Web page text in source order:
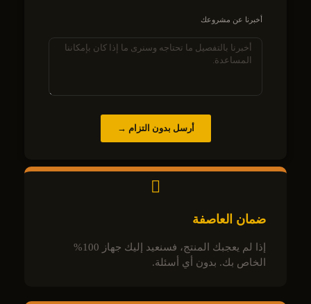
أخبرنا عن مشروعك
أرسل بدون التزام →
ضمان العاصفة
إذا لم يعجبك المنتج، فسنعيد إليك جهاز 100%
الخاص بك. بدون أي أسئلة.